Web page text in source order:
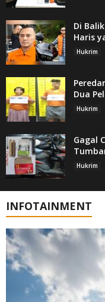
Di
Haris
Hukrim
Dua
Hukrim
Gagal
Hukrim
INFOTAINMENT